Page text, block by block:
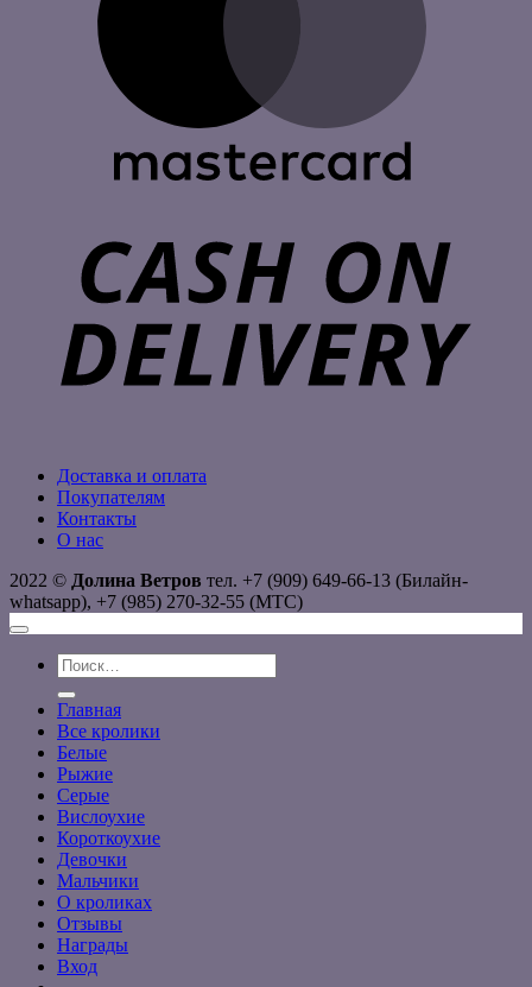
Доставка и оплата
Покупателям
Контакты
О нас
2022 © Долина Ветров тел. +7 (909) 649-66-13 (Билайн-
whatsapp), +7 (985) 270-32-55 (МТС)
Искать:
Главная
Все кролики
Белые
Рыжие
Серые
Вислоухие
Короткоухие
Девочки
Мальчики
О кроликах
Отзывы
Награды
Вход